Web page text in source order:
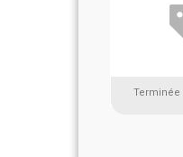
Terminée